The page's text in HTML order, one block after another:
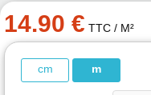
14.90 € TTC / M²
cm m